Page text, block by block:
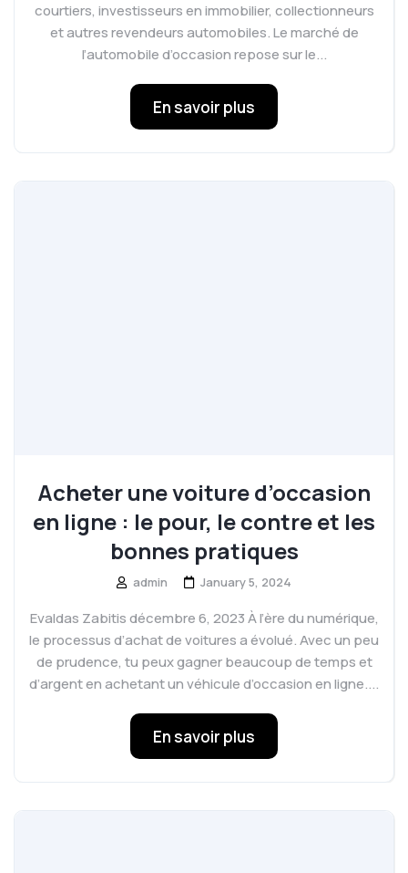
courtiers, investisseurs en immobilier, collectionneurs
et autres revendeurs automobiles. Le marché de
l’automobile d’occasion repose sur le...
En savoir plus
Acheter une voiture d’occasion
en ligne : le pour, le contre et les
bonnes pratiques
admin January 5, 2024
Evaldas Zabitis décembre 6, 2023 À l’ère du numérique,
le processus d’achat de voitures a évolué. Avec un peu
de prudence, tu peux gagner beaucoup de temps et
d’argent en achetant un véhicule d’occasion en ligne....
En savoir plus